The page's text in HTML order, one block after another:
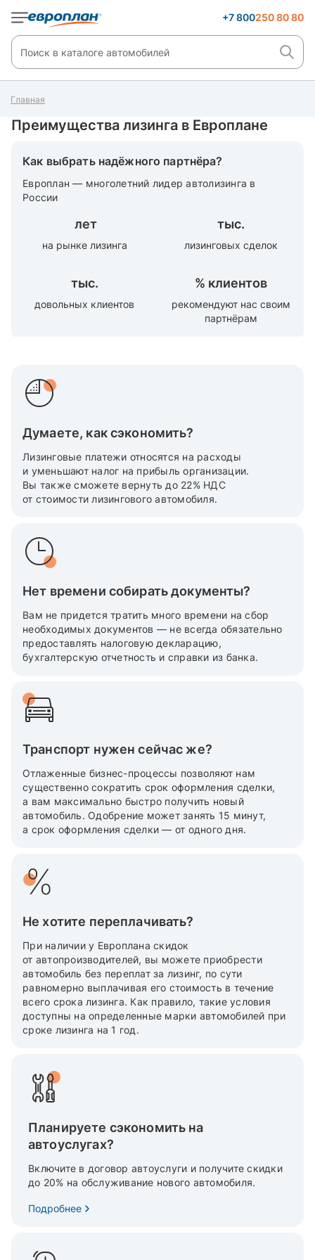
+7 800250 80 80
Главная
Преимущества лизинга в Европлане
Как выбрать надёжного партнёра?
Европлан — многолетний лидер автолизинга в
России
лет
на рынке лизинга
тыс.
лизинговых сделок
тыс.
довольных клиентов
% клиентов
рекомендуют нас своим
партнёрам
Думаете, как сэкономить?
Лизинговые платежи относятся на расходы
и уменьшают налог на прибыль организации.
Вы также cможете вернуть до 22% НДС
от стоимости лизингового автомобиля.
Нет времени собирать документы?
Вам не придется тратить много времени на сбор
необходимых документов — не всегда обязательно
предоставлять налоговую декларацию,
бухгалтерскую отчетность и справки из банка.
Транспорт нужен сейчас же?
Отлаженные бизнес-процессы позволяют нам
существенно сократить срок оформления сделки,
а вам максимально быстро получить новый
автомобиль. Одобрение может занять 15 минут,
а срок оформления сделки — от одного дня.
Не хотите переплачивать?
При наличии у Европлана скидок
от автопроизводителей, вы можете приобрести
автомобиль без переплат за лизинг, по сути
равномерно выплачивая его стоимость в течение
всего срока лизинга. Как правило, такие условия
доступны на определенные марки автомобилей при
сроке лизинга на 1 год.
Планируете сэкономить на
автоуслугах?
Включите в договор автоуслуги и получите скидки
до 20% на обслуживание нового автомобиля.
Подробнее